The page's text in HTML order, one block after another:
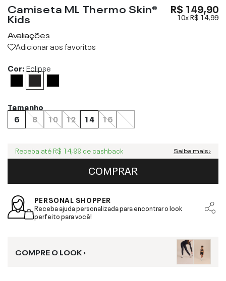
Camiseta ML Thermo Skin®
Kids
Avaliações
Adicionar aos favoritos
R$ 149,90
10xR$ 14,99
Cor:Eclipse
Tamanho
6
8 10 12 14 16
Receba até R$ 14,99 de cashback Saiba mais ›
COMPRAR
PERSONAL SHOPPER
Receba ajuda personalizada para encontrar o look
perfeito para você!
COMPRE O LOOK ›